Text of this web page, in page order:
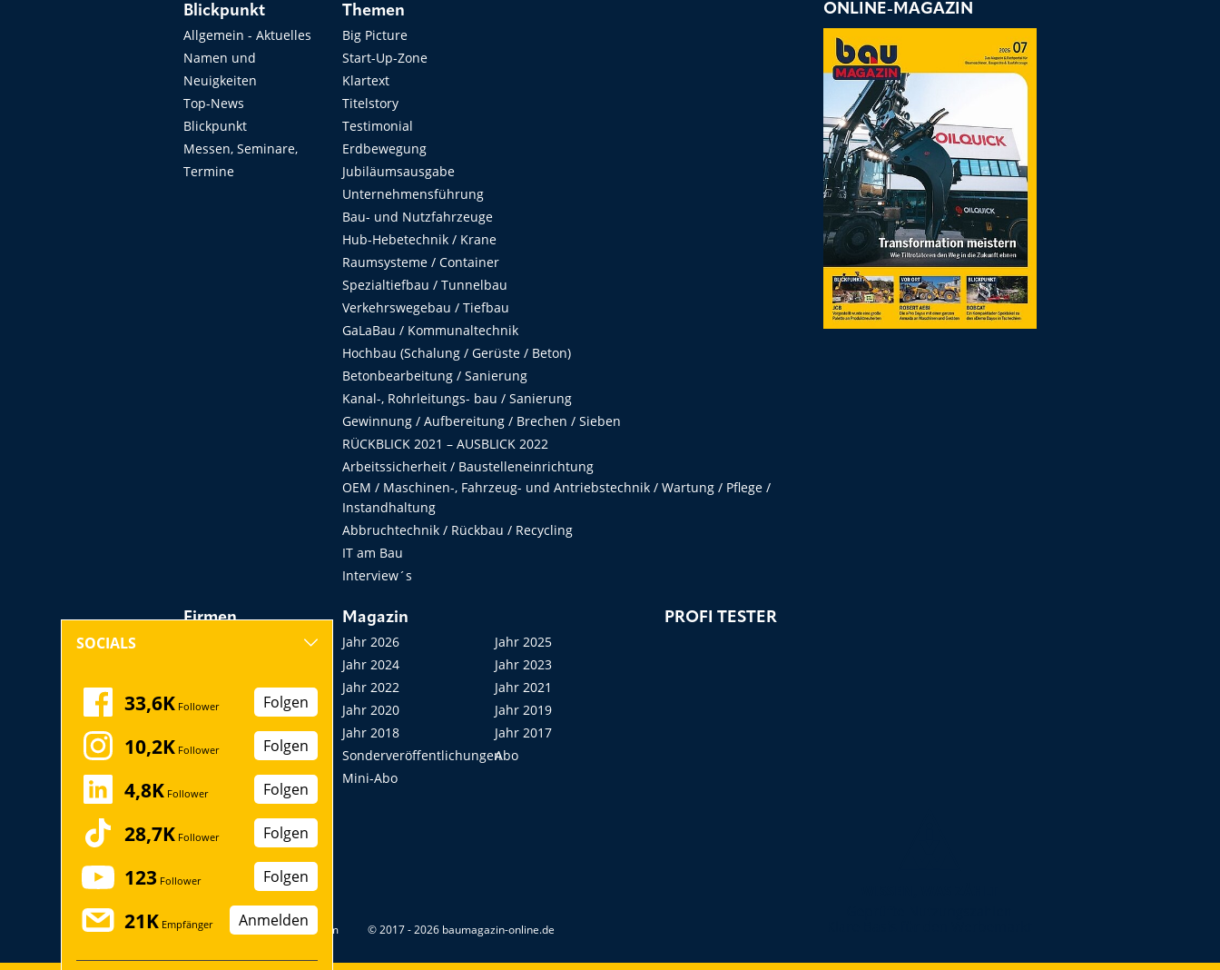
Blickpunkt
Allgemein - Aktuelles
Namen und
Neuigkeiten
Top-News
Blickpunkt
Messen, Seminare,
Termine
Themen
Big Picture
Start-Up-Zone
Klartext
Titelstory
Testimonial
Erdbewegung
Jubiläumsausgabe
Unternehmensführung
Bau- und Nutzfahrzeuge
Hub-Hebetechnik / Krane
Raumsysteme / Container
Spezialtiefbau / Tunnelbau
Verkehrswegebau / Tiefbau
GaLaBau / Kommunaltechnik
Hochbau (Schalung / Gerüste / Beton)
Betonbearbeitung / Sanierung
Kanal-, Rohrleitungs- bau / Sanierung
Gewinnung / Aufbereitung / Brechen / Sieben
RÜCKBLICK 2021 – AUSBLICK 2022
Arbeitssicherheit / Baustelleneinrichtung
OEM / Maschinen-, Fahrzeug- und Antriebstechnik / Wartung / Pflege /
Instandhaltung
Abbruchtechnik / Rückbau / Recycling
IT am Bau
Interview´s
Firmen
Messen, Seminare,
Kongresse
Startup
Magazin
Jahr 2026
Jahr 2025
Jahr 2024
Jahr 2023
Jahr 2022
Jahr 2021
Jahr 2020
Jahr 2019
Jahr 2018
Jahr 2017
SonderveröffentlichungenAbo
Mini-Abo
PROFI TESTER
ONLINE-MAGAZIN
Datenschutz Impressum © 2017 - 2026 baumagazin-online.de
SOCIALS
33,6K Follower Folgen
10,2K Follower Folgen
4,8K Follower Folgen
28,7K Follower Folgen
123 Follower Folgen
21K Empfänger Anmelden